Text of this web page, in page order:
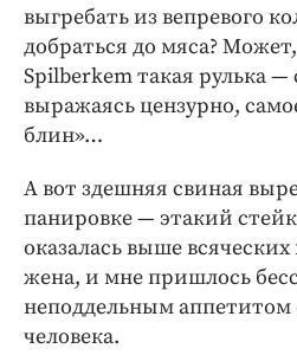
выгребать из вепревого
добраться до мяса?
Spilberkem такая рулька —
выражаясь цензурно,
блин»…
А вот здешняя свиная
панировке — этакий
оказалась выше всяческих
жена, и мне пришлось
неподдельным аппетитом
человека.